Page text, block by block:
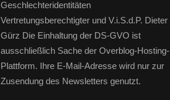
Geschlechteridentitäten
Vertretungsberechtigter und V.i.S.d.P. Dieter
Gürz Die Einhaltung der DS-GVO ist
ausschließlich Sache der Overblog-Hosting-
Plattform. Ihre E-Mail-Adresse wird nur zur
Zusendung des Newsletters genutzt.